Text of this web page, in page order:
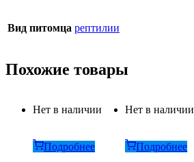
Вид питомца рептилии
Похожие товары
Нет в наличии
Подробнее
Нет в наличии
Подробнее